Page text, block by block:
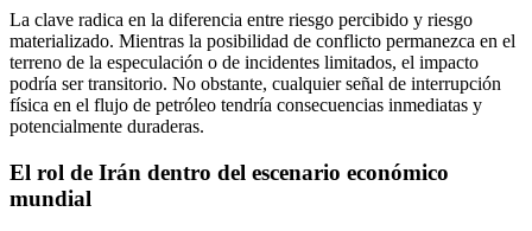
La clave radica en la diferencia entre riesgo percibido y riesgo
materializado. Mientras la posibilidad de conflicto permanezca en el
terreno de la especulación o de incidentes limitados, el impacto
podría ser transitorio. No obstante, cualquier señal de interrupción
física en el flujo de petróleo tendría consecuencias inmediatas y
potencialmente duraderas.
El rol de Irán dentro del escenario económico
mundial